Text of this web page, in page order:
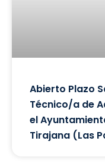
Abierto Plazo
Técnico/a de
el
Tirajana (Las